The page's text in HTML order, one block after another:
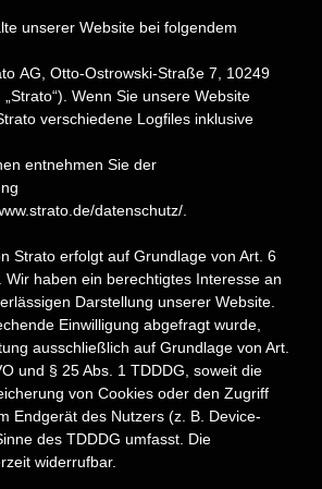
unserer Website bei folgendem
AG, Otto-Ostrowski-Straße 7, 10249
Wenn Sie unsere Website
verschiedene Logfiles inklusive
entnehmen Sie der
datenschutz/
Strato erfolgt auf Grundlage von Art. 6
Wir haben ein berechtigtes Interesse an
Darstellung unserer Website.
Einwilligung abgefragt wurde,
ausschließlich auf Grundlage von Art.
und § 25 Abs. 1 TDDDG, soweit die
von Cookies oder den Zugriff
Endgerät des Nutzers (z. B. Device-
des TDDDG umfasst. Die
widerrufbar.